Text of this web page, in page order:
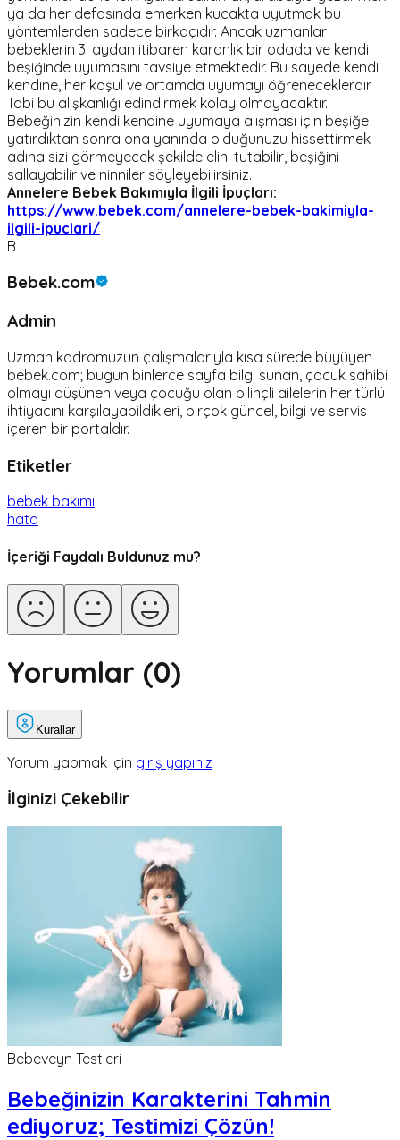
ya da her defasında emerken kucakta uyutmak bu
yöntemlerden sadece birkaçıdır. Ancak uzmanlar
bebeklerin 3. aydan itibaren karanlık bir odada ve kendi
beşiğinde uyumasını tavsiye etmektedir. Bu sayede kendi
kendine, her koşul ve ortamda uyumayı öğreneceklerdir.
Tabi bu alışkanlığı edindirmek kolay olmayacaktır.
Bebeğinizin kendi kendine uyumaya alışması için beşiğe
yatırdıktan sonra ona yanında olduğunuzu hissettirmek
adına sizi görmeyecek şekilde elini tutabilir, beşiğini
sallayabilir ve ninniler söyleyebilirsiniz.
Annelere Bebek Bakımıyla İlgili İpuçları:
https://www.bebek.com/annelere-bebek-bakimiyla-
ilgili-ipuclari/
B
Bebek.com
Admin
Uzman kadromuzun çalışmalarıyla kısa sürede büyüyen
bebek.com; bugün binlerce sayfa bilgi sunan, çocuk sahibi
olmayı düşünen veya çocuğu olan bilinçli ailelerin her türlü
ihtiyacını karşılayabildikleri, birçok güncel, bilgi ve servis
içeren bir portaldır.
Etiketler
bebek bakımı
hata
İçeriği Faydalı Buldunuz mu?
Yorumlar (0)
Kurallar
Yorum yapmak için giriş yapınız
İlginizi Çekebilir
Bebeveyn Testleri
Bebeğinizin Karakterini Tahmin
ediyoruz; Testimizi Çözün!